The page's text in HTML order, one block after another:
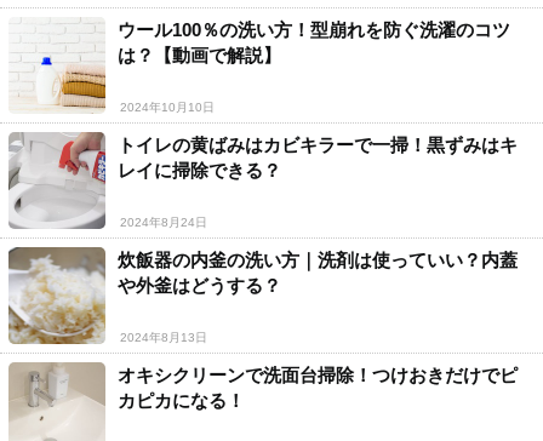
ウール100％の洗い方！型崩れを防ぐ洗濯のコツ
は？【動画で解説】
2024年10月10日
トイレの黄ばみはカビキラーで一掃！黒ずみはキ
レイに掃除できる？
2024年8月24日
炊飯器の内釜の洗い方｜洗剤は使っていい？内蓋
や外釜はどうする？
2024年8月13日
オキシクリーンで洗面台掃除！つけおきだけでピ
カピカになる！